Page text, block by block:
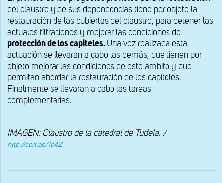
del claustro y de sus dependencias tiene por objeto la
restauración de las cubiertas del claustro, para detener las
actuales filtraciones y mejorar las condiciones de
protección de los capiteles. Una vez realizada esta
actuación se llevaran a cabo las demás, que tienen por
objeto mejorar las condiciones de este ámbito y que
permitan abordar la restauración de los capiteles.
Finalmente se llevaran a cabo las tareas
complementarias.
IMAGEN: Claustro de la catedral de Tudela. /
http://cort.as/1c4Z